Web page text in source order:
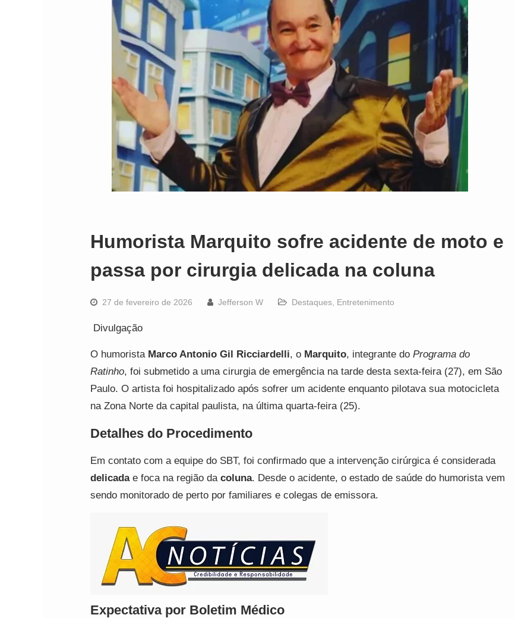
Humorista Marquito sofre acidente de moto e
passa por cirurgia delicada na coluna
27 de fevereiro de 2026 Jefferson W Destaques Entretenimento
Divulgação
O humorista Marco Antonio Gil Ricciardelli, o Marquito, integrante do Programa do
Ratinho, foi submetido a uma cirurgia de emergência na tarde desta sexta-feira (27), em São
Paulo. O artista foi hospitalizado após sofrer um acidente enquanto pilotava sua motocicleta
na Zona Norte da capital paulista, na última quarta-feira (25).
Detalhes do Procedimento
Em contato com a equipe do SBT, foi confirmado que a intervenção cirúrgica é considerada
delicadae foca na região da coluna. Desde o acidente, o estado de saúde do humorista vem
sendo monitorado de perto por familiares e colegas de emissora.
Expectativa por Boletim Médico